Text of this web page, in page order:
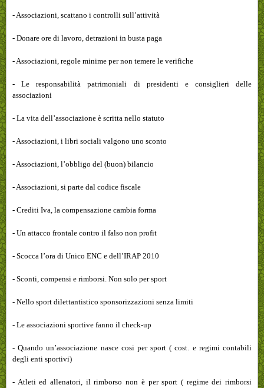
- Associazioni, scattano i controlli sull’attività
- Donare ore di lavoro, detrazioni in busta paga
- Associazioni, regole minime per non temere le verifiche
- Le responsabilità patrimoniali di presidenti e consiglieri delle
associazioni
- La vita dell’associazione è scritta nello statuto
- Associazioni, i libri sociali valgono uno sconto
- Associazioni, l’obbligo del (buon) bilancio
- Associazioni, si parte dal codice fiscale
- Crediti Iva, la compensazione cambia forma
- Un attacco frontale contro il falso non profit
- Scocca l’ora di Unico ENC e dell’IRAP 2010
- Sconti, compensi e rimborsi. Non solo per sport
- Nello sport dilettantistico sponsorizzazioni senza limiti
- Le associazioni sportive fanno il check-up
- Quando un’associazione nasce cosi per sport ( cost. e regimi contabili
degli enti sportivi)
- Atleti ed allenatori, il rimborso non è per sport ( regime dei rimborsi